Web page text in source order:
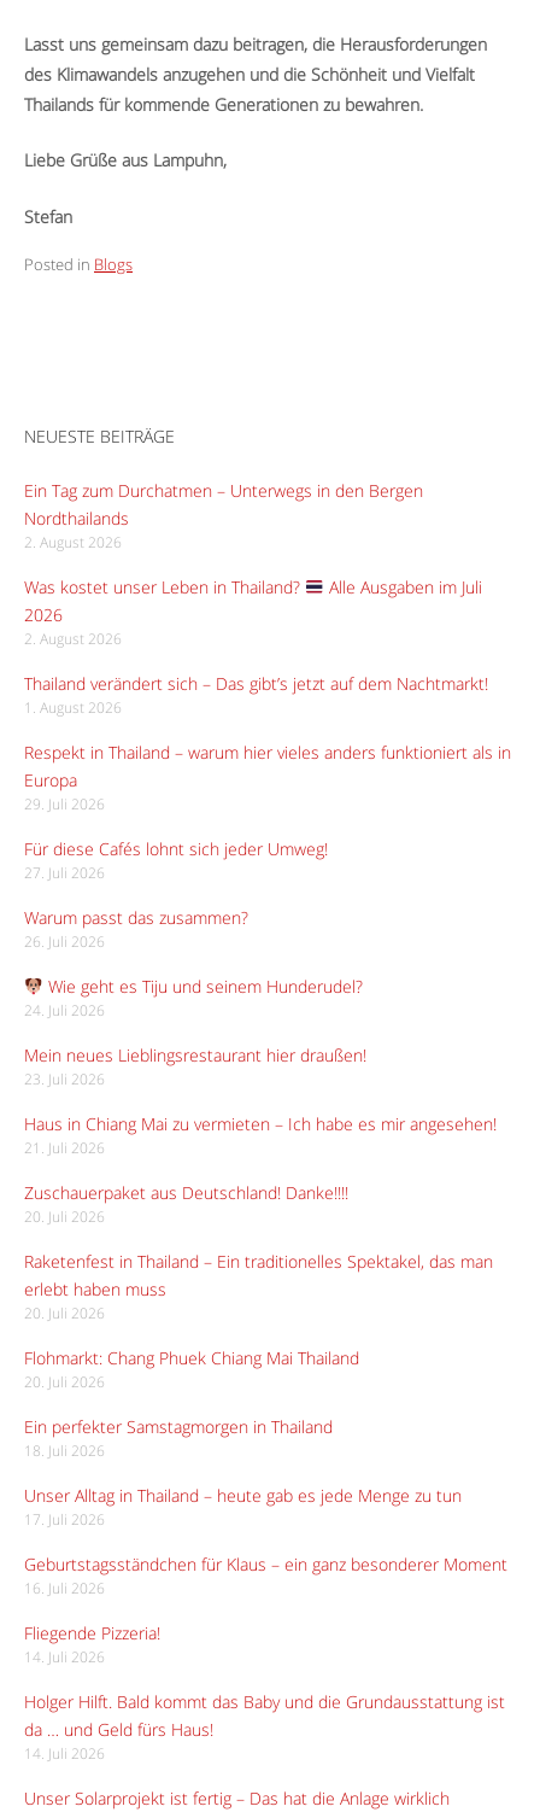
Lasst uns gemeinsam dazu beitragen, die Herausforderungen
des Klimawandels anzugehen und die Schönheit und Vielfalt
Thailands für kommende Generationen zu bewahren.
Liebe Grüße aus Lampuhn,
Stefan
Posted in Blogs
NEUESTE BEITRÄGE
Ein Tag zum Durchatmen – Unterwegs in den Bergen
Nordthailands
2. August 2026
Was kostet unser Leben in Thailand?
Alle Ausgaben im Juli
2026
2. August 2026
Thailand verändert sich – Das gibt’s jetzt auf dem Nachtmarkt!
1. August 2026
Respekt in Thailand – warum hier vieles anders funktioniert als in
Europa
29. Juli 2026
Für diese Cafés lohnt sich jeder Umweg!
27. Juli 2026
Warum passt das zusammen?
26. Juli 2026
Wie geht es Tiju und seinem Hunderudel?
24. Juli 2026
Mein neues Lieblingsrestaurant hier draußen!
23. Juli 2026
Haus in Chiang Mai zu vermieten – Ich habe es mir angesehen!
21. Juli 2026
Zuschauerpaket aus Deutschland! Danke!!!!
20. Juli 2026
Raketenfest in Thailand – Ein traditionelles Spektakel, das man
erlebt haben muss
20. Juli 2026
Flohmarkt: Chang Phuek Chiang Mai Thailand
20. Juli 2026
Ein perfekter Samstagmorgen in Thailand
18. Juli 2026
Unser Alltag in Thailand – heute gab es jede Menge zu tun
17. Juli 2026
Geburtstagsständchen für Klaus – ein ganz besonderer Moment
16. Juli 2026
Fliegende Pizzeria!
14. Juli 2026
Holger Hilft. Bald kommt das Baby und die Grundausstattung ist
da … und Geld fürs Haus!
14. Juli 2026
Unser Solarprojekt ist fertig – Das hat die Anlage wirklich